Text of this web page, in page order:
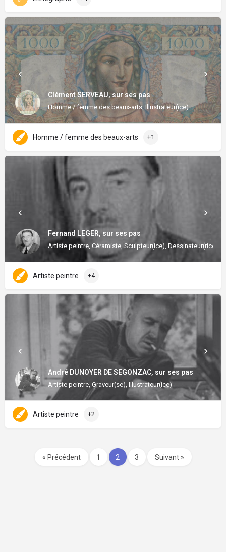
Clément SERVEAU, sur ses pas
Homme / femme des beaux-arts, Illustrateur(ice)
Homme / femme des beaux-arts +1
Fernand LEGER, sur ses pas
Artiste peintre, Céramiste, Sculpteur(ice), Dessinateur(rice),
Artiste peintre +4
André DUNOYER DE SEGONZAC, sur ses pas
Artiste peintre, Graveur(se), Illustrateur(ice)
Artiste peintre +2
« Précédent 1 2 3 Suivant »